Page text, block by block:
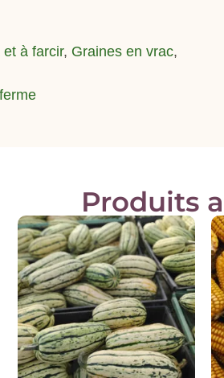
et à farcir, Graines en vrac,
Produits